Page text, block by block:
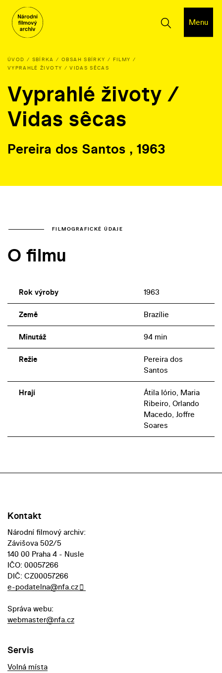
Menu
ÚVOD SBÍRKA OBSAH SBÍRKY
FILMY
VYPRAHLÉ ŽIVOTY / VIDAS SÊCAS
Vyprahlé životy /
Vidas sêcas
Pereira dos Santos , 1963
FILMOGRAFICKÉ ÚDAJE
O filmu
Rok výroby 1963
Země Brazílie
Minutáž 94 min
Režie
Pereira dos
Santos
Hrají
Átila Iório, Maria
Ribeiro, Orlando
Macedo, Joffre
Soares
Kontakt
Národní filmový archiv:
Závišova 502/5
140 00 Praha 4 - Nusle
IČO: 00057266
DIČ: CZ00057266
e-podatelna@nfa.cz
Správa webu:
webmaster@nfa.cz
Servis
Volná místa